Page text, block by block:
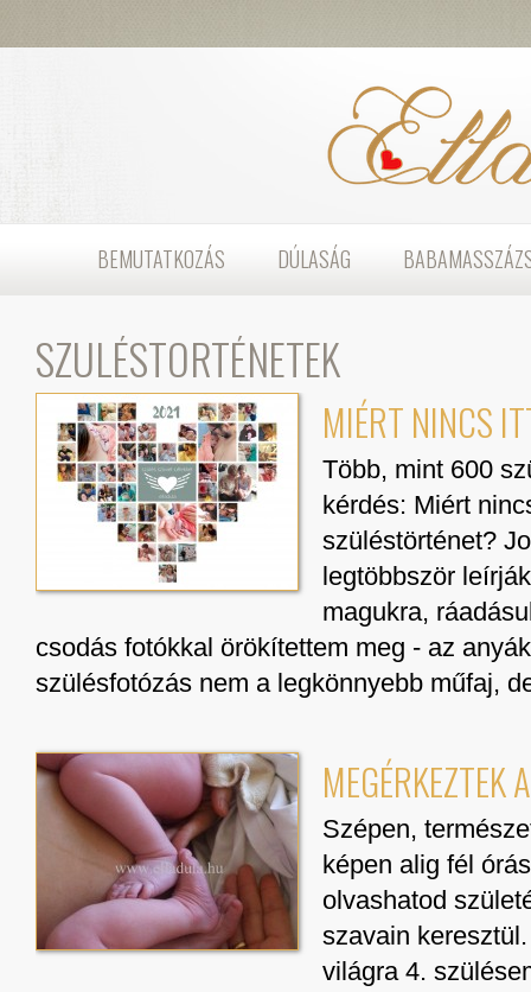
BEMUTATKOZÁS DÚLASÁG
SZÜLÉSTÖRTÉNETEK
MIÉRT NINCS
Több, mint 600
kérdés: Miért
szüléstörténet?
legtöbbször
magukra,
csodás fotókkal örökítettem meg - az
szülésfotózás nem a legkönnyebb műfaj,
MEGÉRKEZTEK
Szépen,
képen alig fél
olvashatod
szavain
világra 4.